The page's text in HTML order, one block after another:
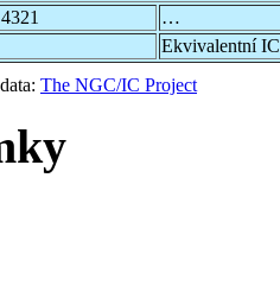
…
Ekvivalentní
The NGC/IC Project